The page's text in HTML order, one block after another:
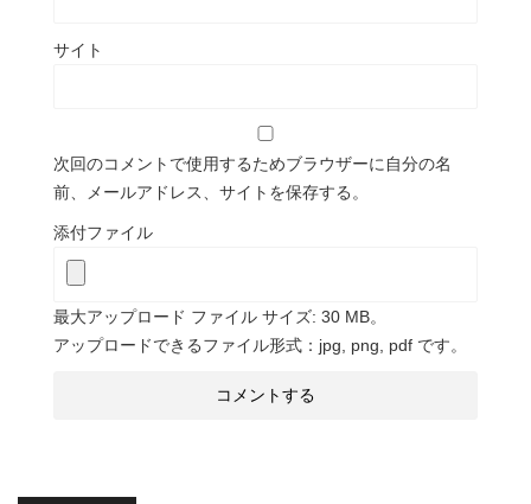
サイト
次回のコメントで使用するためブラウザーに自分の名
前、メールアドレス、サイトを保存する。
添付ファイル
最大アップロード ファイル サイズ: 30 MB。
アップロードできるファイル形式：jpg, png, pdf です。